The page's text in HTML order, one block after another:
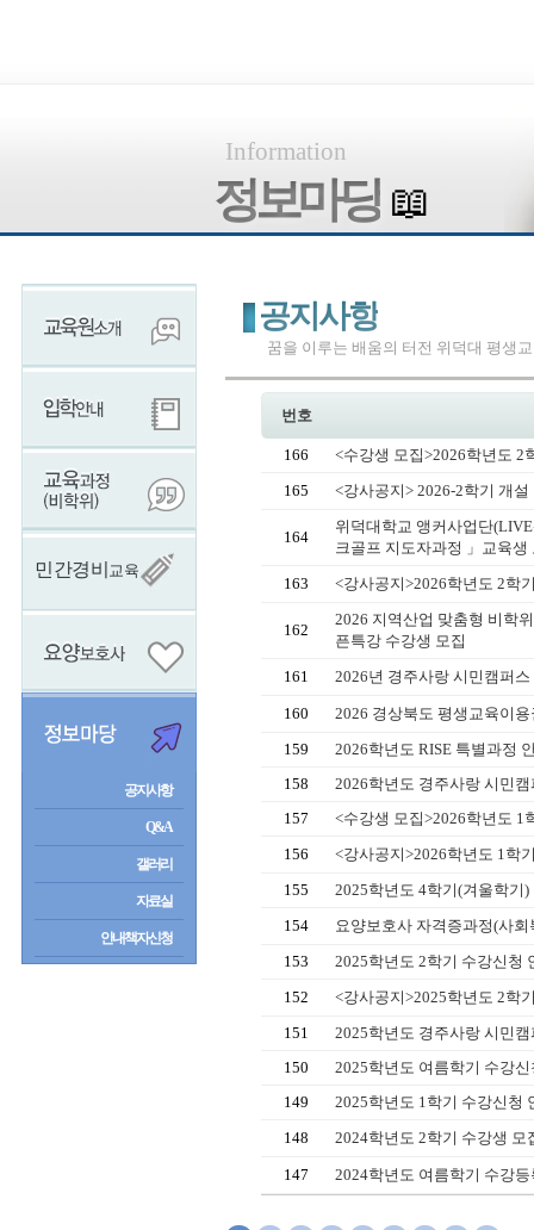
Information
정보마당 📖
민간경비 교육
공지사항
Q&A
갤러리
자료실
안내책자신청
공지사항
꿈을 이루는 배움의 터전 위덕대 평생
번호
166
<수강생 모집>2026학년도 2
165
<강사공지> 2026-2학기 개
164
위덕대학교 앵커사업단
크골프 지도자과정 」교육생
163
<강사공지>2026학년도 2학
162
2026 지역산업 맞춤형 비학
픈특강 수강생 모집
161
2026년 경주사랑 시민캠퍼
160
2026 경상북도 평생교육이
159
2026학년도 RISE 특별과정
158
2026학년도 경주사랑 시민
157
<수강생 모집>2026학년도 1
156
<강사공지>2026학년도 1학
155
2025학년도 4학기(겨울학기
154
요양보호사 자격증과정(사
153
2025학년도 2학기 수강신청
152
<강사공지>2025학년도 2학
151
2025학년도 경주사랑 시민
150
2025학년도 여름학기 수강신
149
2025학년도 1학기 수강신청
148
2024학년도 2학기 수강생 모
147 2024학년도 여름학기 수강등